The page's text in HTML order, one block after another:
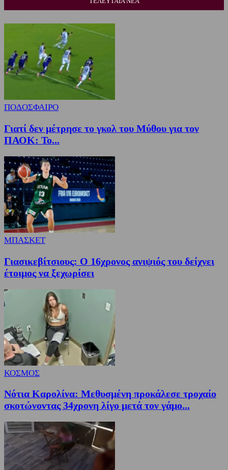
ΠΟΔΟΣΦΑΙΡΟ
Γιατί δεν μέτρησε το γκολ του Μύθου για τον
ΠΑΟΚ: Το...
ΜΠΑΣΚΕΤ
Γιασικεβίτσιους: Ο 16χρονος ανιψιός του δείχνει
έτοιμος να ξεχωρίσει
ΚΟΣΜΟΣ
Νότια Καρολίνα: Μεθυσμένη προκάλεσε τροχαίο
σκοτώνοντας 34χρονη λίγο μετά τον γάμο...